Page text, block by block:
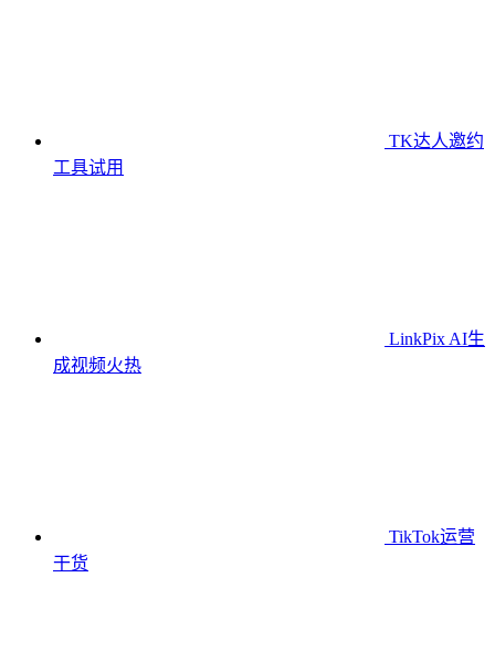
TK达人邀约
工具试用
LinkPix AI生
成视频火热
TikTok运营
干货